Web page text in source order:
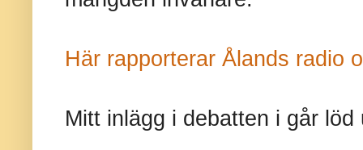
Här rapporterar Ålands radio
Mitt inlägg i debatten i går löd